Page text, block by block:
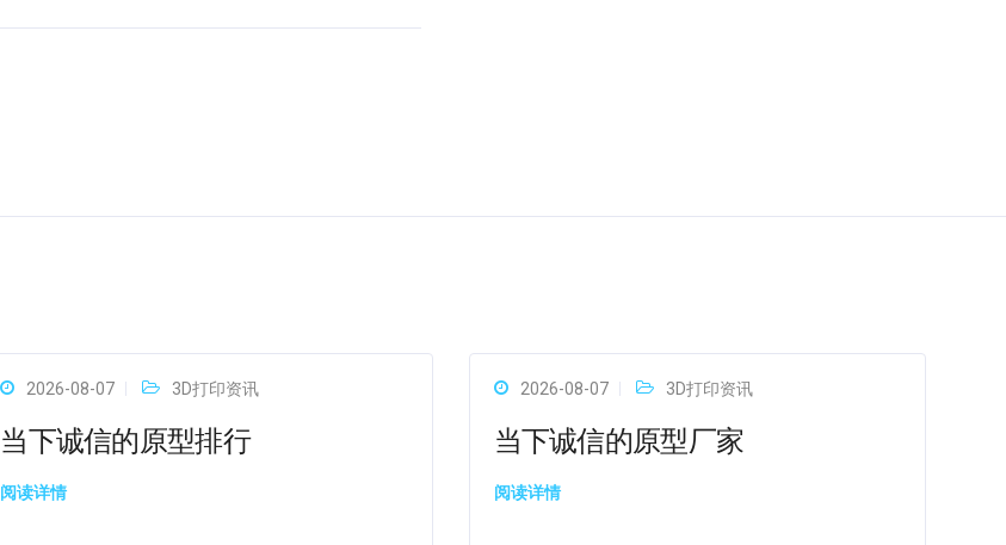
2026-08-07 3D打印资讯
当下诚信的原型排行
阅读详情
2026-08-07 3D打印资讯
当下诚信的原型厂家
阅读详情